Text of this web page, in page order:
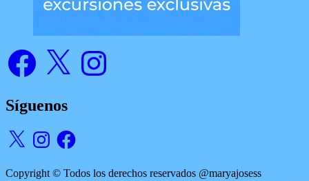
FacebookX Instagram
Síguenos
X InstagramFacebook
Copyright © Todos los derechos reservados @maryajosess